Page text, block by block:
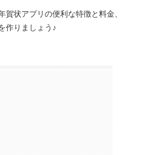
状アプリの便利な特徴と料金、
作りましょう♪